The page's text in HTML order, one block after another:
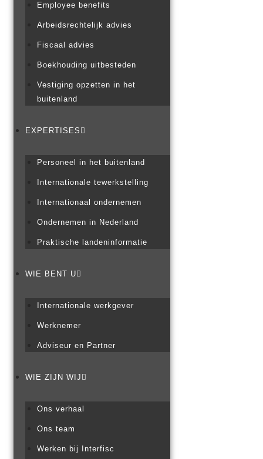
Employee benefits
Arbeidsrechtelijk advies
Fiscaal advies
Boekhouding uitbesteden
Vestiging opzetten in het
buitenland
EXPERTISES
Personeel in het buitenland
Internationale tewerkstelling
Internationaal ondernemen
Ondernemen in Nederland
Praktische landeninformatie
WIE BENT U
Internationale werkgever
Werknemer
Adviseur en Partner
WIE ZIJN WIJ
Ons verhaal
Ons team
Werken bij Interfisc